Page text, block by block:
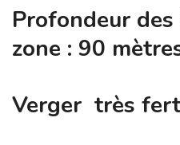
Profondeur
zone : 90
Verger très